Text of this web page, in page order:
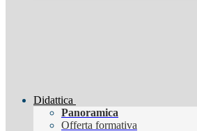
Didattica
Panoramica
Offerta formativa